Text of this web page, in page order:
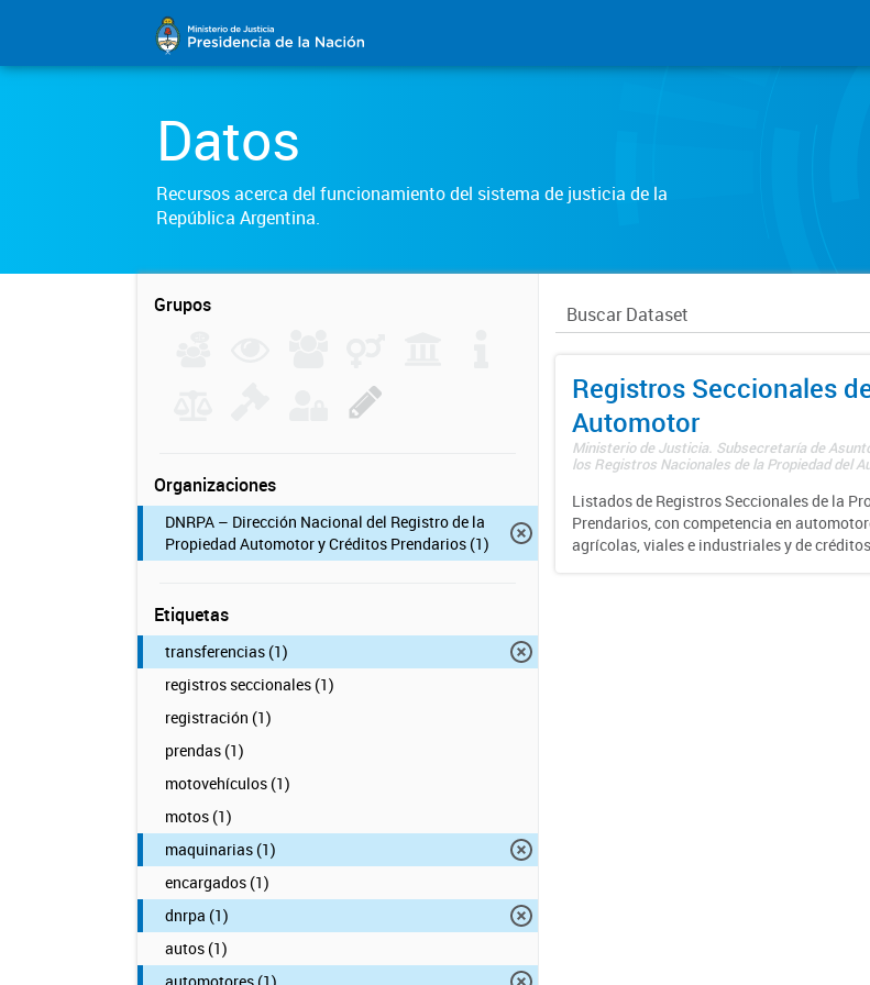
Datos
Recursos acerca del funcionamiento del sistema de justicia de la
República Argentina.
Grupos
Organizaciones
DNRPA – Dirección Nacional del Registro de la
Propiedad Automotor y Créditos Prendarios (1)
Etiquetas
transferencias (1)
registros seccionales (1)
registración (1)
prendas (1)
motovehículos (1)
motos (1)
maquinarias (1)
encargados (1)
dnrpa (1)
autos (1)
Registros Seccionales
Automotor
Ministerio de Justicia. Subsecretaría de
los Registros Nacionales de la Propiedad del
Listados de Registros Seccionales de la
Prendarios, con competencia en
agrícolas, viales e industriales y de